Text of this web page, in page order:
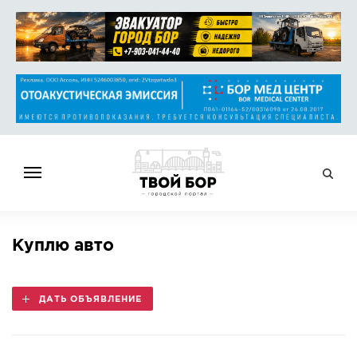
НОВОСТИ
ОБЪЯВЛЕНИЯ
Куплю авто
ДАТЬ ОБЪЯВЛЕНИЕ